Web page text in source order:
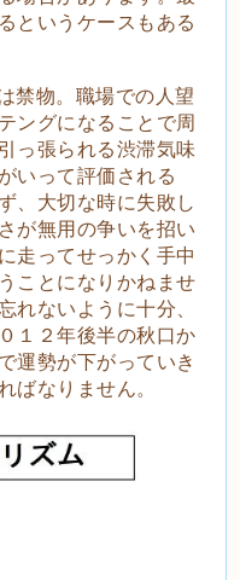
というケースもある
禁物。職場での人望
ングになることで周
っ張られる渋滞気味
いって評価される
、大切な時に失敗し
が無用の争いを招い
走ってせっかく手中
ことになりかねませ
れないように十分、
１２年後半の秋口か
運勢が下がっていき
ばなりません。